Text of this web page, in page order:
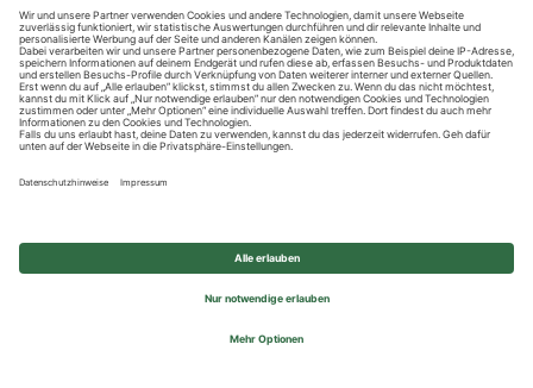
Datenschutzhinweise
Impressum
Privatsphäre-Einstellungen
© 2026 REWE Group - All rights reserved